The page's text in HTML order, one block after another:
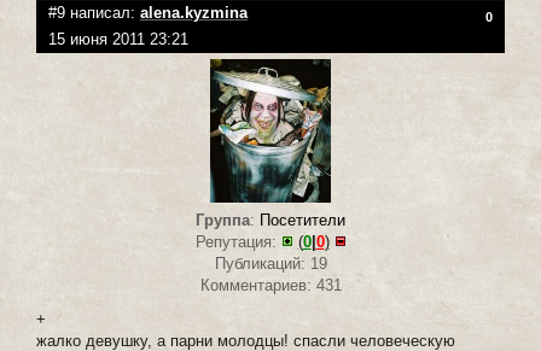
#9 написал: alena.kyzmina 0
15 июня 2011 23:21
Группа: Посетители
Репутация:
(0|0)
Публикаций: 19
Комментариев: 431
+
жалко девушку, а парни молодцы! спасли человеческую